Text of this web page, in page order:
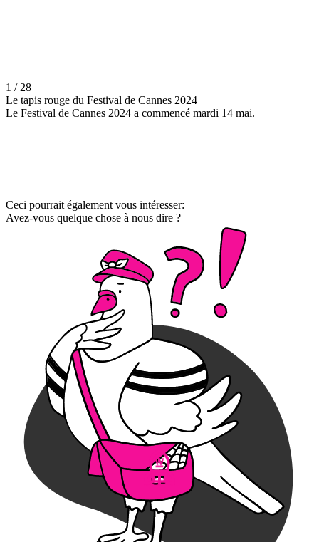
1 / 28
Le tapis rouge du Festival de Cannes 2024
Le Festival de Cannes 2024 a commencé mardi 14 mai.
Ceci pourrait également vous intéresser:
Avez-vous quelque chose à nous dire ?